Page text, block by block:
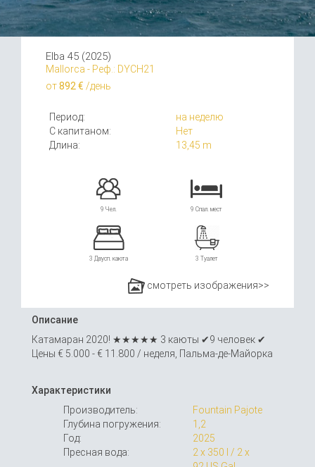
Elba 45 (2025)
Mallorca - Реф.: DYCH21
от892 € /день
Период:
на неделю
С капитаном:
Нет
Длина:
13,45 m
9 Чел. 9 Спал. мест
3 Двусп. каюта 3 Туалет
смотреть изображения>>
Описание
Катамаран 2020! ★★★★★ 3 каюты ✔︎9 человек ✔︎
Цены € 5.000 - € 11.800 / неделя, Пальма-де-Майорка
Характеристики
Производитель:
Fountain Pajote
Глубина погружения:
1,2
Год:
2025
Пресная вода:
2 x 350 l / 2 x